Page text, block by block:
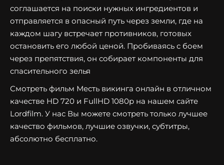
соглашается на поиски нужных ингредиентов и
отправляется в опасный путь через земли, где на
каждом шагу встречает противников, готовых
остановить его любой ценой. Пробиваясь с боем
через препятствия, он собирает компоненты для
спасительного зелья
Смотреть фильм Месть викинга онлайн в отличном
качестве HD 720 и FullHD 1080p на нашем сайте
Lordfilm. У нас Вы можете смотреть только лучшее
качество фильмов, лучшие озвучки, субтитры,
абсолютно бесплатно.